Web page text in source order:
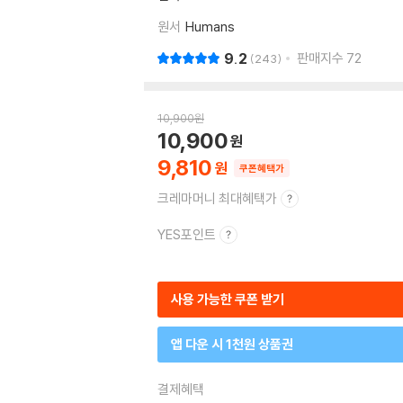
원서 Humans
9.2 243 판매지수 72
10,900원
9,810
10,900
쿠폰혜택가
크레마머니 최대혜택가
YES포인트
사용 가능한 쿠폰 받기
앱 다운 시 1천원 상품권
결제혜택